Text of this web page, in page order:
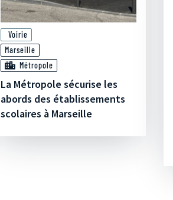
Voirie
Marseille
Métropole
La Métropole sécurise les
abords des établissements
scolaires à Marseille